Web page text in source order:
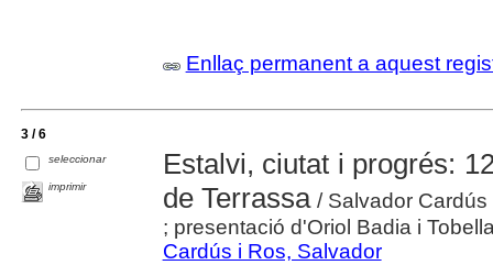
Enllaç permanent a aquest
3 / 6
seleccionar
imprimir
Estalvi, ciutat i progrés:
de Terrassa/ Salvador Cardús
; presentació d'Oriol Badia i
Cardús i Ros, Salvador